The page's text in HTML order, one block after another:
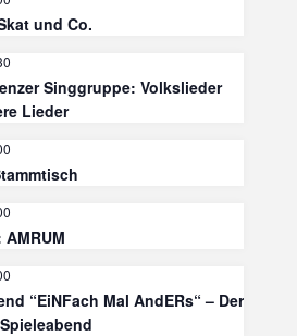
und Co.
Singgruppe: Volkslieder
Lieder
“EiNFach Mal AndERs“ – Der